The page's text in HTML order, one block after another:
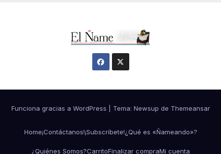
Funciona gracias a WordPress Tema: Newsup de Themeansar
Home¡Contáctanos!¡Subscríbete!¿Qué es «Ñameando»?
¿Quiénes Somos?CarritoFinalizar compraMi cuenta